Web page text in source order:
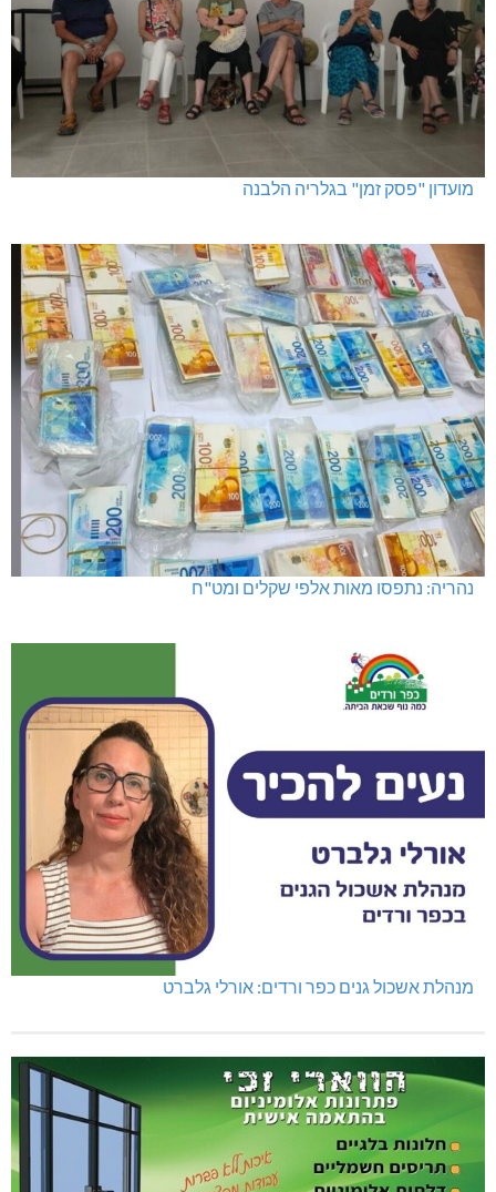
מועדון "פסק זמן" בגלריה הלבנה
נהריה: נתפסו מאות אלפי שקלים ומט"ח
מנהלת אשכול גנים כפר ורדים: אורלי גלברט